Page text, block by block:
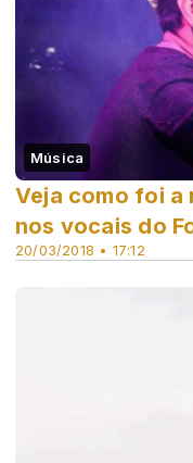
Música
20/03/2018 • 17:12
Veja como foi a
nos vocais do